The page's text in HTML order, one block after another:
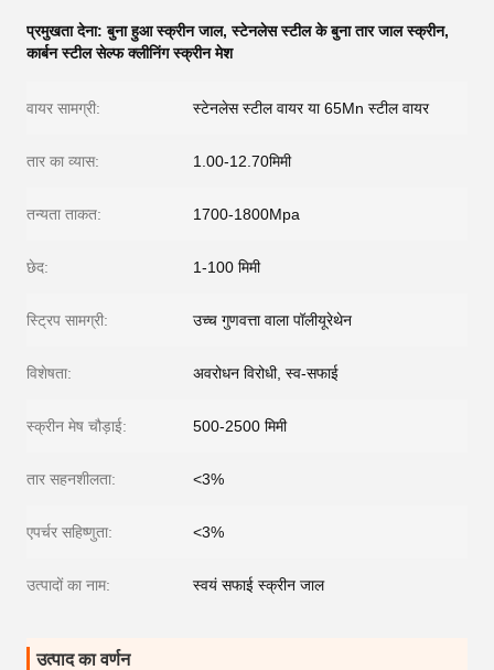
प्रमुखता देना:बुना हुआ स्क्रीन जाल,स्टेनलेस स्टील के बुना तार जाल स्क्रीन,
कार्बन स्टील सेल्फ क्लीनिंग स्क्रीन मेश
वायर सामग्री: स्टेनलेस स्टील वायर या 65Mn स्टील वायर
तार का व्यास: 1.00-12.70मिमी
तन्यता ताकत: 1700-1800Mpa
छेद: 1-100 मिमी
स्ट्रिप सामग्री: उच्च गुणवत्ता वाला पॉलीयूरेथेन
विशेषता: अवरोधन विरोधी, स्व-सफाई
स्क्रीन मेष चौड़ाई: 500-2500 मिमी
तार सहनशीलता: <3%
एपर्चर सहिष्णुता: <3%
उत्पादों का नाम: स्वयं सफाई स्क्रीन जाल
उत्पाद का वर्णन